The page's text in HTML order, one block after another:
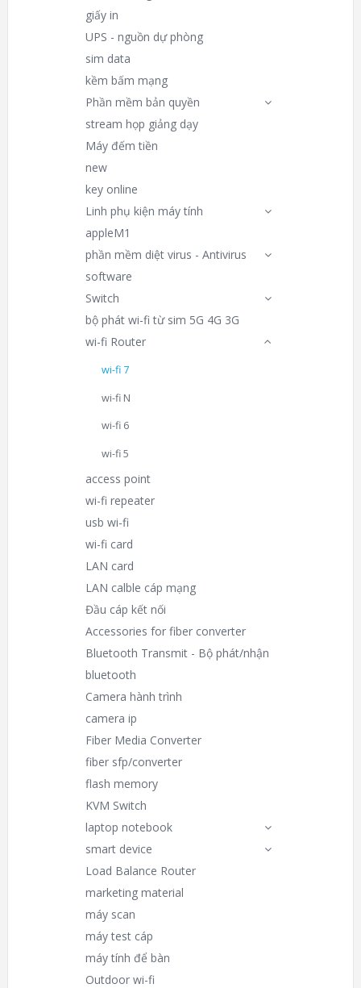
giấy in
UPS - nguồn dự phòng
sim data
kềm bấm mạng
Phần mềm bản quyền
stream họp giảng dạy
Máy đếm tiền
new
key online
Linh phụ kiện máy tính
appleM1
phần mềm diệt virus - Antivirus
software
Switch
bộ phát wi-fi từ sim 5G 4G 3G
wi-fi Router
wi-fi 7
wi-fi N
wi-fi 6
wi-fi 5
access point
wi-fi repeater
usb wi-fi
wi-fi card
LAN card
LAN calble cáp mạng
Đầu cáp kết nối
Accessories for fiber converter
Bluetooth Transmit - Bộ phát/nhận
bluetooth
Camera hành trình
camera ip
Fiber Media Converter
fiber sfp/converter
flash memory
KVM Switch
laptop notebook
smart device
Load Balance Router
marketing material
máy scan
máy test cáp
máy tính để bàn
Outdoor wi-fi